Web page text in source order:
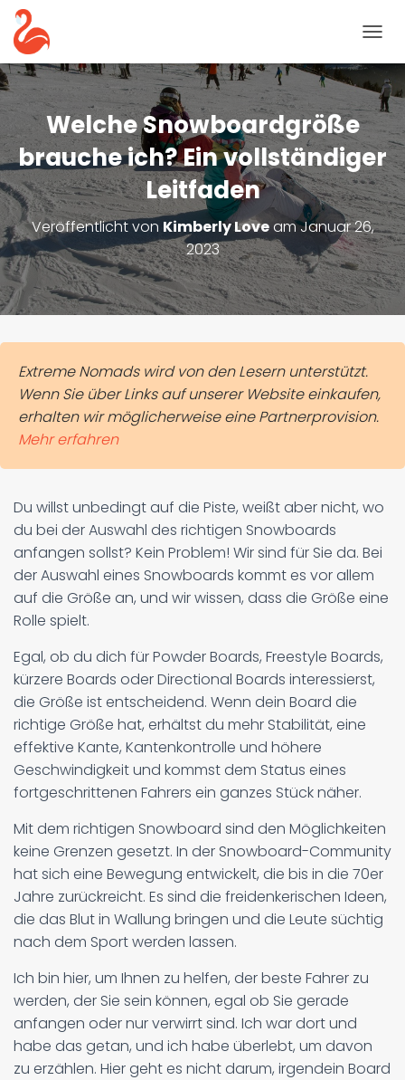
A
G
T
I
O
N
U
M
S
C
H
A
Welche Snowboardgröße
brauche ich? Ein vollständiger
Leitfaden
Veröffentlicht von Kimberly LoveamJanuar 26,
2023
Extreme Nomads wird von den Lesern unterstützt.
Wenn Sie über Links auf unserer Website einkaufen,
erhalten wir möglicherweise eine Partnerprovision.
Mehr erfahren
Du willst unbedingt auf die Piste, weißt aber nicht, wo
du bei der Auswahl des richtigen Snowboards
anfangen sollst? Kein Problem! Wir sind für Sie da. Bei
der Auswahl eines Snowboards kommt es vor allem
auf die Größe an, und wir wissen, dass die Größe eine
Rolle spielt.
Egal, ob du dich für Powder Boards, Freestyle Boards,
kürzere Boards oder Directional Boards interessierst,
die Größe ist entscheidend. Wenn dein Board die
richtige Größe hat, erhältst du mehr Stabilität, eine
effektive Kante, Kantenkontrolle und höhere
Geschwindigkeit und kommst dem Status eines
fortgeschrittenen Fahrers ein ganzes Stück näher.
Mit dem richtigen Snowboard sind den Möglichkeiten
keine Grenzen gesetzt. In der Snowboard-Community
hat sich eine Bewegung entwickelt, die bis in die 70er
Jahre zurückreicht. Es sind die freidenkerischen Ideen,
die das Blut in Wallung bringen und die Leute süchtig
nach dem Sport werden lassen.
Ich bin hier, um Ihnen zu helfen, der beste Fahrer zu
werden, der Sie sein können, egal ob Sie gerade
anfangen oder nur verwirrt sind. Ich war dort und
habe das getan, und ich habe überlebt, um davon
zu erzählen. Hier geht es nicht darum, irgendein Board